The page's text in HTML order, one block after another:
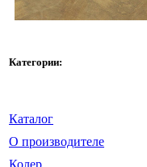
Категории:
Каталог
О производителе